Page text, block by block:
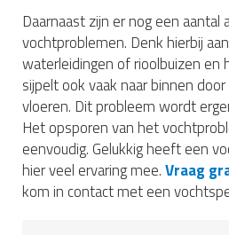
Daarnaast zijn er nog een aantal
vochtproblemen. Denk hierbij
waterleidingen of rioolbuizen en
sijpelt ook vaak naar binnen
vloeren. Dit probleem wordt
Het opsporen van het
eenvoudig. Gelukkig heeft een
hier veel ervaring mee.Vraag
kom in contact met een